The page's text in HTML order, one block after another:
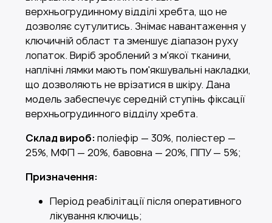
верхньогрудинному відділі хребта, що не
дозволяє сутулитись. Знімає навантаження у
ключичній област та зменшує діапазон руху
лопаток. Виріб зроблений з м'якої тканини,
наплічні лямки мають пом'якшувальні накладки,
що дозволяють не врізатися в шкіру. Дана
модель забеспечує середній ступінь фіксації
верхньогрудинного відділу хребта.
Склад вироб:поліефір — 30%, поліестер —
25%, МФП — 20%, бавовна — 20%, ППУ — 5%;
Призначення:
Період реабілітації після оперативного
лікування ключиць;